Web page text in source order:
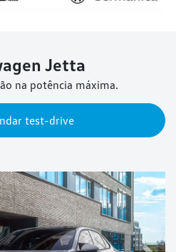
Jetta
na potência máxima.
test-drive